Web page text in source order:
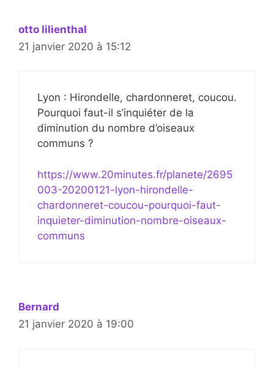
otto lilienthal
21 janvier 2020 à 15:12
Lyon : Hirondelle, chardonneret, coucou.
Pourquoi faut-il s’inquiéter de la
diminution du nombre d’oiseaux
communs ?
https://www.20minutes.fr/planete/2695
003-20200121-lyon-hirondelle-
chardonneret-coucou-pourquoi-faut-
inquieter-diminution-nombre-oiseaux-
communs
Bernard
21 janvier 2020 à 19:00